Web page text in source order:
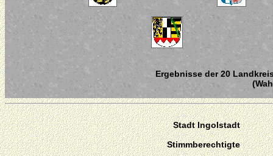
Ergebnisse der 20
Stadt Ingolstadt
Stimmberechtigte